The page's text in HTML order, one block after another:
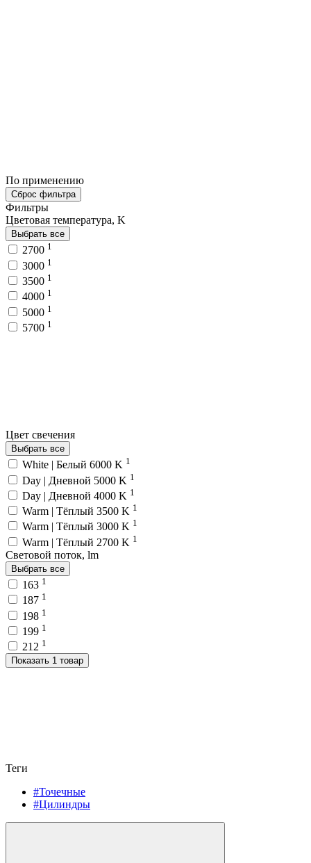
По применению
Сброс фильтра
Фильтры
Цветовая температура, K
Выбрать все
2700 1
3000 1
3500 1
4000 1
5000 1
5700 1
Цвет свечения
Выбрать все
White | Белый 6000 K 1
Day | Дневной 5000 K 1
Day | Дневной 4000 K 1
Warm | Тёплый 3500 K 1
Warm | Тёплый 3000 K 1
Warm | Тёплый 2700 K 1
Световой поток, lm
Выбрать все
163 1
187 1
198 1
199 1
212 1
Показать 1 товар
Теги
#Точечные
#Цилиндры